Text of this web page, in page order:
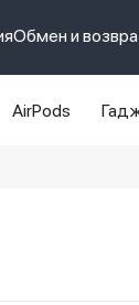
Обмен и
AirPods